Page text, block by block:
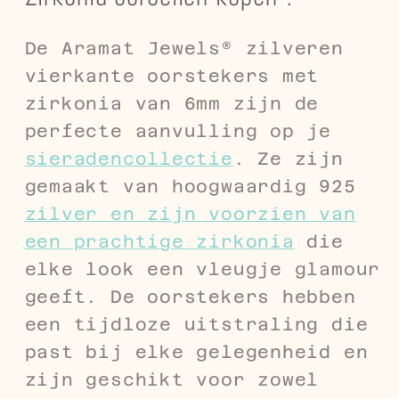
De Aramat Jewels® zilveren
vierkante oorstekers met
zirkonia van 6mm zijn de
perfecte aanvulling op je
sieradencollectie . Ze zijn
gemaakt van hoogwaardig 925
zilver en zijn voorzien van
een prachtige zirkonia
die
elke look een vleugje glamour
geeft. De oorstekers hebben
een tijdloze uitstraling die
past bij elke gelegenheid en
zijn geschikt voor zowel